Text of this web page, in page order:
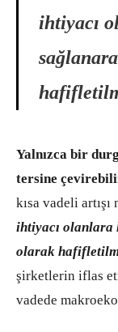
ihtiyacı
Yalnızca bir
tersine
kısa vadeli
ihtiyacı olanlara
olarak
şirketlerin iflas
vadede